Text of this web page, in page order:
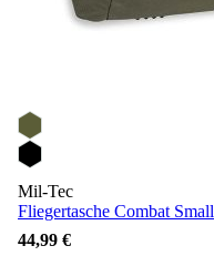
Mil-Tec
Fliegertasche Combat Small
44,99 €